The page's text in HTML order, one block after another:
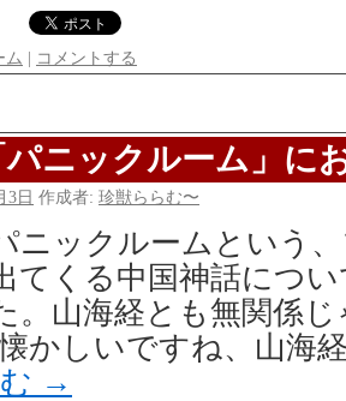
ム | コメントする
ニックルーム」に
3日 作成者: 珍獣ららむ〜
ニックルームという
てくる中国神話につ
。山海経とも無関係
かしいですね、山海
→